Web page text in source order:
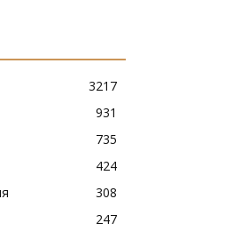
3217
931
735
424
308
247